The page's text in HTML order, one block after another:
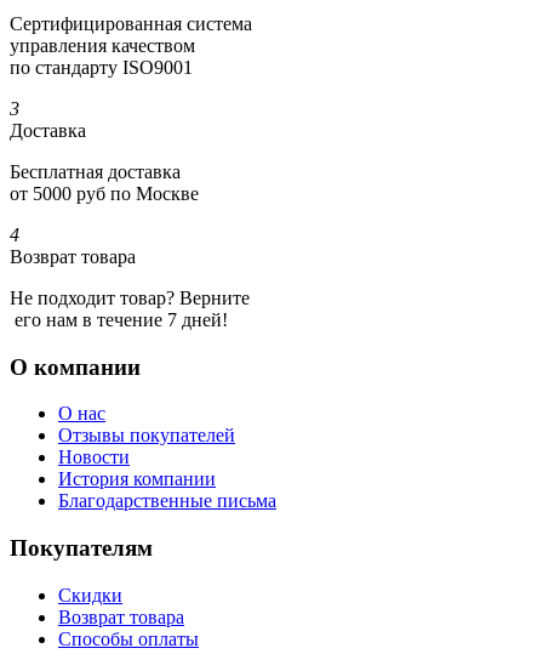
Сертифициро­ванная система
управления качеством
по стандарту ISO9001
3
Доставка
Бесплатная доставка
от 5000 руб по Москве
4
Возврат товара
Не подходит товар? Верните
его нам в течение 7 дней!
О компании
О нас
Отзывы покупателей
Новости
История компании
Благодарственные письма
Покупателям
Скидки
Возврат товара
Способы оплаты